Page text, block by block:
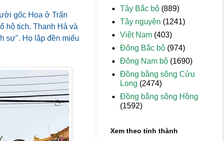
gốc Hoa ở Trấn
hộ tịch. Thanh Hà và
sự". Họ lập đền miếu
Tây Bắc bộ (889)
Tây nguyên (1241)
Việt Nam (403)
Đông Bắc bộ (974)
Đông Nam bộ (1690)
Đồng bằng sông Cửu
Long (2474)
Đồng bằng sông Hồng
(1592)
Xem theo tỉnh thành